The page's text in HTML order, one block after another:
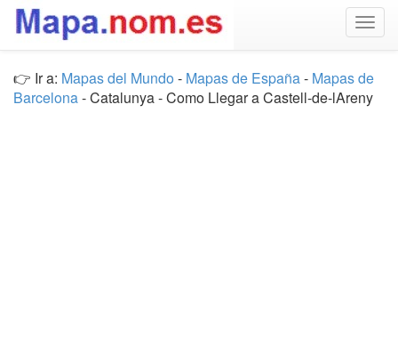
👉 Ir a: Mapas del Mundo - Mapas de España- Mapas de
Barcelona- Catalunya - Como Llegar a Castell-de-lAreny